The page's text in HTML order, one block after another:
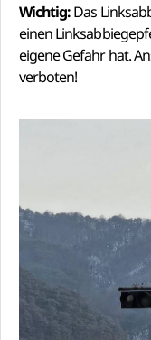
Wichtig:Das
einen
eigene Gefahr hat.
verboten!